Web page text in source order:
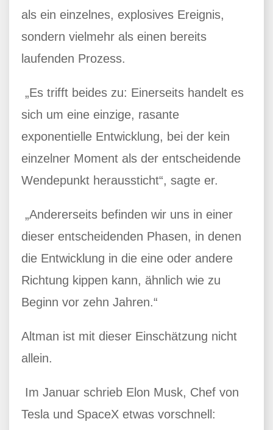
als ein einzelnes, explosives Ereignis,
sondern vielmehr als einen bereits
laufenden Prozess.
„Es trifft beides zu: Einerseits handelt es
sich um eine einzige, rasante
exponentielle Entwicklung, bei der kein
einzelner Moment als der entscheidende
Wendepunkt heraussticht“, sagte er.
„Andererseits befinden wir uns in einer
dieser entscheidenden Phasen, in denen
die Entwicklung in die eine oder andere
Richtung kippen kann, ähnlich wie zu
Beginn vor zehn Jahren.“
Altman ist mit dieser Einschätzung nicht
allein.
Im Januar schrieb Elon Musk, Chef von
Tesla und SpaceX etwas vorschnell: